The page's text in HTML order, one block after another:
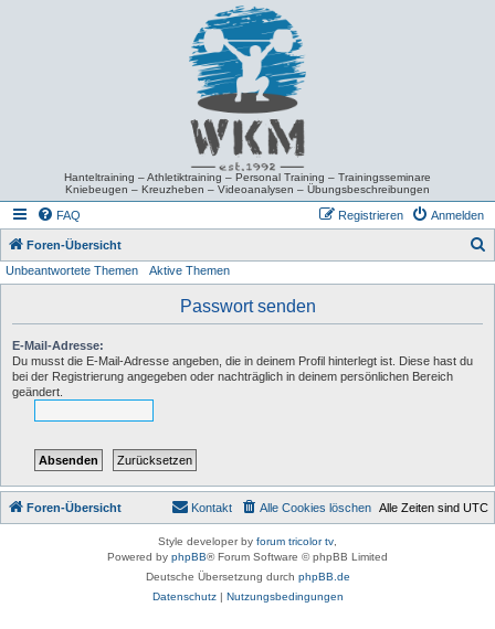
Hanteltraining – Athletiktraining – Personal Training – Trainingsseminare
Kniebeugen – Kreuzheben – Videoanalysen – Übungsbeschreibungen
FAQ Anmelden
Registrieren
Foren-Übersicht
Unbeantwortete Themen Aktive Themen
Passwort senden
E-Mail-Adresse:
Du musst die E-Mail-Adresse angeben, die in deinem Profil hinterlegt ist. Diese hast du
bei der Registrierung angegeben oder nachträglich in deinem persönlichen Bereich
geändert.
Foren-Übersicht Alle Zeiten sind UTC
Alle Cookies löschen
Kontakt
Style developer by forum tricolor tv
Powered by phpBB® Forum Software © phpBB Limited
Deutsche Übersetzung durch phpBB.de
Datenschutz| Nutzungsbedingungen